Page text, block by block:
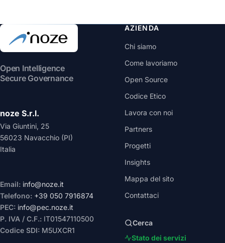
Open Intelligence
Secure Governance
noze S.r.l.
Via Giuntini, 25
56023 Navacchio (PI)
Italia
Email: info@noze.it
Telefono: +39 050 7916874
PEC: info@pec.noze.it
P. IVA / C.F.: IT01547110500
Codice SDI: M5UXCR1
AZIENDA
Chi siamo
Come lavoriamo
Open Source
Codice Etico
Lavora con noi
Partners
Progetti
Insights
Mappa del sito
Contattaci
Cerca
Stato dei servizi